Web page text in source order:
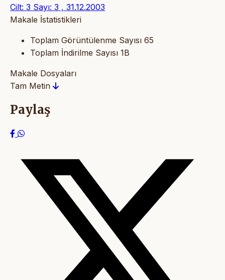
Cilt: 3 Sayı: 3 , 31.12.2003
Makale İstatistikleri
Toplam Görüntülenme Sayısı 65
Toplam İndirilme Sayısı 1B
Makale Dosyaları
Tam Metin
Paylaş